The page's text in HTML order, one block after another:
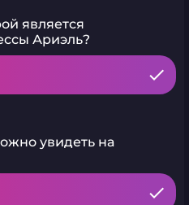
является
Ариэль?
увидеть на